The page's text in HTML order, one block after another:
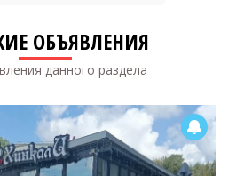
ОБЪЯВЛЕНИЯ
данного раздела